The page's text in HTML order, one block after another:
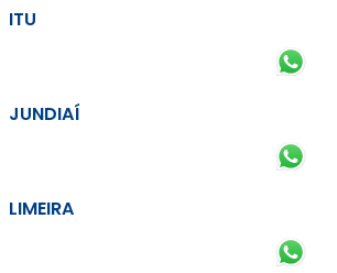
ITU
JUNDIAÍ
LIMEIRA